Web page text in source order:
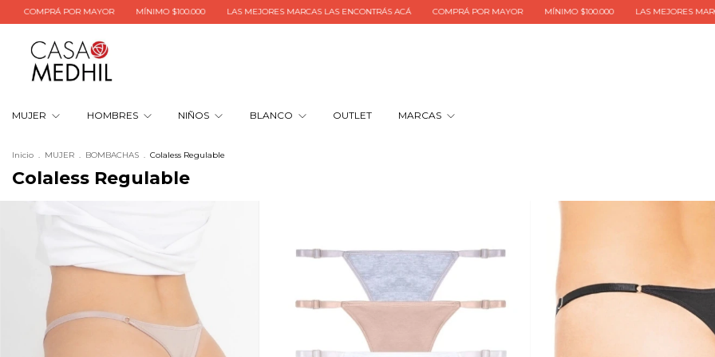
POR MAYOR MÍNIMO $100.000 LAS MEJORES MARCAS LAS ENCONTRÁS ACÁ COMPRÁ POR MAYOR MÍNIMO $100.000 LAS MEJORES MARCAS LAS
MUJER HOMBRES NIÑOS BLANCO OUTLET MARCAS
Inicio . MUJER . BOMBACHAS . Colaless Regulable
Colaless Regulable